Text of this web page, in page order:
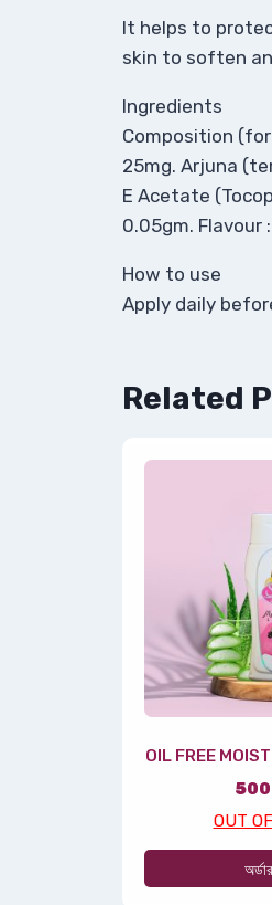
It helps to
skin to soften
Ingredients
Composition (for
25mg. Arjuna
E Acetate
0.05gm. Flavour
How to use
Apply daily
Related
OIL FREE
OUT